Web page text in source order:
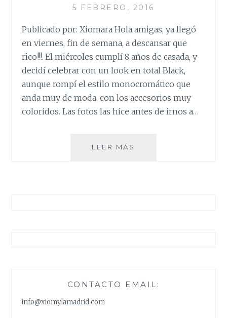
5 FEBRERO, 2016
Publicado por: Xiomara Hola amigas, ya llegó
en viernes, fin de semana, a descansar que
rico!!!. El miércoles cumplí 8 años de casada, y
decidí celebrar con un look en total Black,
aunque rompí el estilo monocromático que
anda muy de moda, con los accesorios muy
coloridos. Las fotos las hice antes de irnos a…
LEER MÁS
CONTACTO EMAIL:
info@xiomylamadrid.com